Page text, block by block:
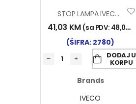
STOP LAMPA IVECO DAILY
41,03 KM (sa PDV: 48,00
(ŠIFRA: 2780)
DODAJ U
KORPU
Brands
IVECO